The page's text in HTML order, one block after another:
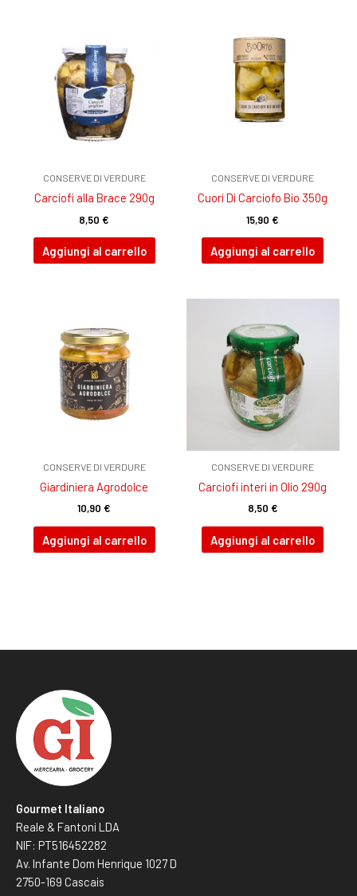
CONSERVE DI VERDURE
Carciofi alla Brace 290g
8,50 €
Aggiungi al carrello
CONSERVE DI VERDURE
Cuori Di Carciofo Bio 350g
15,90 €
Aggiungi al carrello
CONSERVE DI VERDURE
Giardiniera Agrodolce
10,90 €
Aggiungi al carrello
CONSERVE DI VERDURE
Carciofi interi in Olio 290g
8,50 €
Aggiungi al carrello
Gourmet Italiano
Reale & Fantoni LDA
NIF: PT516452282
Av. Infante Dom Henrique 1027 D
2750-169 Cascais